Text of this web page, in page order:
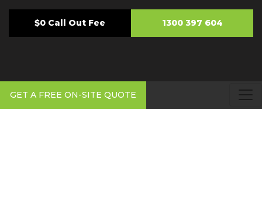
$0 Call Out Fee 1300 397 604
GET A FREE ON-SITE QUOTE